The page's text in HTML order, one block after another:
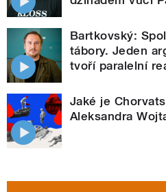
Bartkovský:
tábory. Jeden
tvoří paralelní
Jaké je
Aleksandra